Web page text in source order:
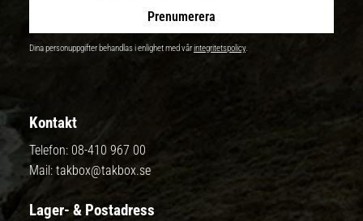
Prenumerera
Dina personuppgifter behandlas i enlighet med vårintegritetspolicy.
Kontakt
Telefon: 08-410 967 00
Mail: takbox@takbox.se
Lager- & Postadress